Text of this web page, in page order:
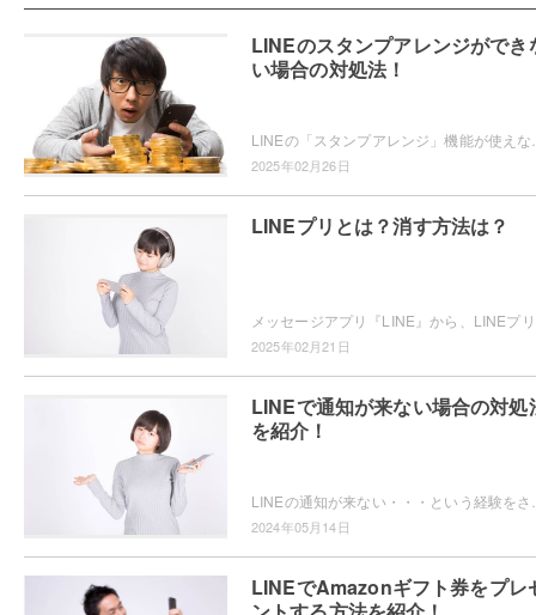
LINEのスタンプアレンジができ
い場合の対処法！
2025年02月26日
LINEプリとは？消す方法は？
2025年02月21日
LINEで通知が来ない場合の対処
を紹介！
2024年05月14日
LINEでAmazonギフト券をプレ